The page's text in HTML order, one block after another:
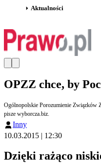
Aktualności
OPZZ chce, by
Ogólnopolskie Porozumienie Związków
pisze wyborcza.biz.
Inny
10.03.2015 | 12:30
Dzięki rażąco